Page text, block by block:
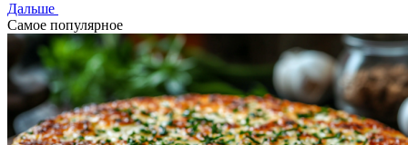
Дальше
Самое популярное